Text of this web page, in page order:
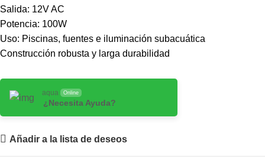
Salida: 12V AC
Potencia: 100W
Uso: Piscinas, fuentes e iluminación subacuática
Construcción robusta y larga durabilidad
aqua Online
¿Necesita Ayuda?
Añadir a la lista de deseos